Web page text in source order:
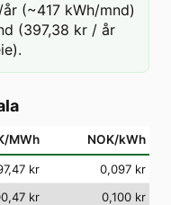
(~417 kWh/mnd)
(397,38 kr / år
MWh NOK/kWh
kr
0,097 kr
kr
0,100 kr